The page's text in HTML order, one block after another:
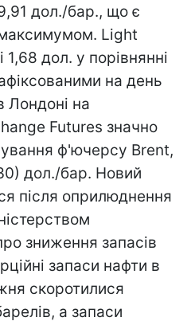
дол./бар., що є
Light
1,68 дол. у порівнянні
на день
Лондоні на
Futures значно
ф'ючерсу Brent,
дол./бар. Новий
після оприлюднення
зниження запасів
запаси нафти в
скоротилися
а запаси